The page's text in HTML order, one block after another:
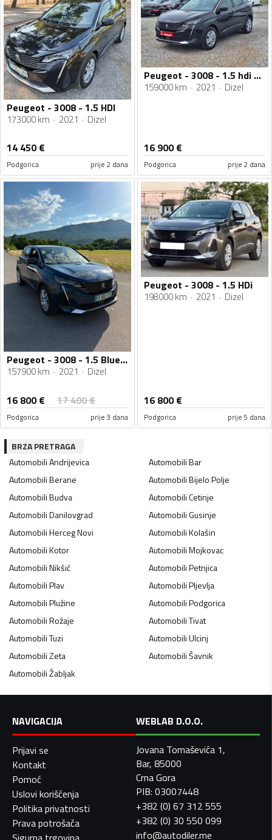
Peugeot - 3008 - 1.5 HDI
173000 km 2021 Dizel
14 450€
Podgorica prije 2 dana
Peugeot - 3008 - 1.5 hdi automatik
159000 km 2021 Dizel
16 900€
Podgorica prije 2 dana
Peugeot - 3008 - 1.5 BlueHDI
157900 km 2021 Dizel
16 800€ 17 400€
Podgorica prije 3 dana
Peugeot - 3008 - 1.5 HDi
198000 km 2021 Dizel
16 800€
Podgorica prije 5 dana
BRZA PRETRAGA
AutomobiliAndrijevica AutomobiliBar
AutomobiliBerane AutomobiliBijelo Polje
AutomobiliBudva AutomobiliCetinje
AutomobiliDanilovgrad AutomobiliGusinje
AutomobiliHerceg Novi AutomobiliKolašin
AutomobiliKotor AutomobiliMojkovac
AutomobiliNikšić AutomobiliPetnjica
AutomobiliPlav AutomobiliPljevlja
AutomobiliPlužine AutomobiliPodgorica
AutomobiliRožaje AutomobiliTivat
AutomobiliTuzi AutomobiliUlcinj
AutomobiliZeta AutomobiliŠavnik
AutomobiliŽabljak
NAVIGACIJA
Prijavi se
Kontakt
Pomoć
Uslovi korišćenja
Politika privatnosti
Prava potrošača
WEBLAB D.O.O.
Jovana Tomaševića 1,
Bar, 85000
Crna Gora
PIB: 03007448
+382 (0) 67 312 555
+382 (0) 30 550 099
info@autodiler.me